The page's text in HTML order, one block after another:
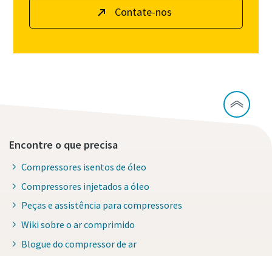
Contate-nos
Encontre o que precisa
Compressores isentos de óleo
Compressores injetados a óleo
Peças e assistência para compressores
Wiki sobre o ar comprimido
Blogue do compressor de ar